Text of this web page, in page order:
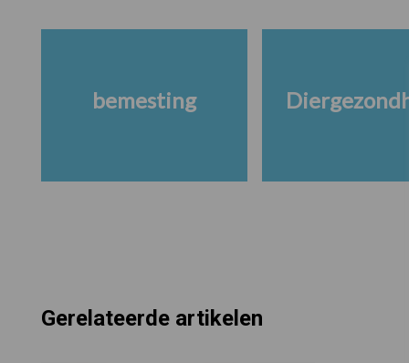
bemesting
Gerelateerde artikelen